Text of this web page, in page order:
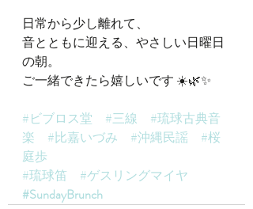
日常から少し離れて、
音とともに迎える、やさしい日曜日
の朝。
ご一緒できたら嬉しいです ☀️🌿✨
#ビブロス堂 #三線
#琉球古典音
楽
#比嘉いづみ #沖縄民謡
#桜
庭歩
#琉球笛
#ゲスリングマイヤ
#SundayBrunch